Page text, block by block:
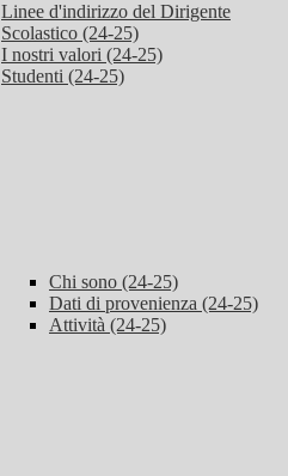
Linee d'indirizzo del Dirigente
Scolastico (24-25)
I nostri valori (24-25)
Studenti (24-25)
Chi sono (24-25)
Dati di provenienza (24-25)
Attività (24-25)